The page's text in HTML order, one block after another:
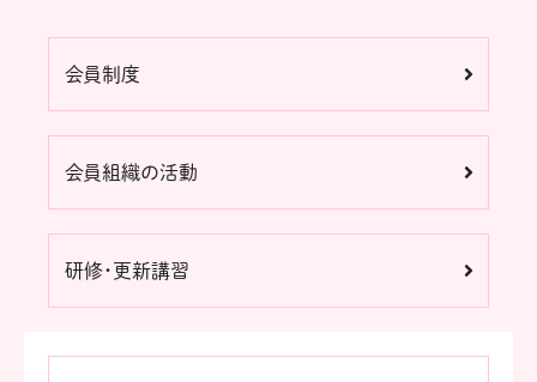
会員制度
会員組織の活動
研修・更新講習